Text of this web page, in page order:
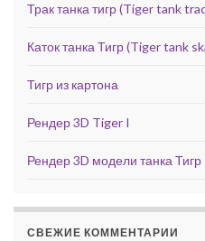
Трак танка тигр (Tiger tank
Каток танка Тигр (Tiger tank
Тигр из картона
Рендер 3D Tiger I
Рендер 3D модели танка Тигр
СВЕЖИЕ КОММЕНТАРИИ